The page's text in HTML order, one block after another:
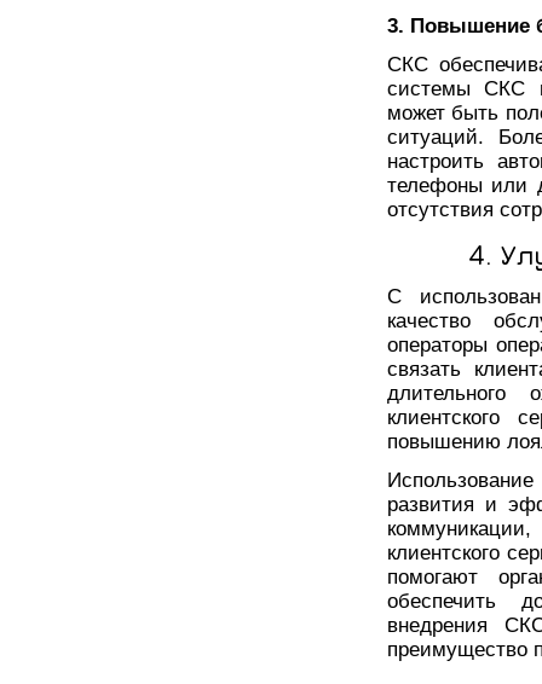
3. Повышение
СКС
системы СКС
может быть
ситуаций.
настроить
телефоны или
отсутствия
4.
С
качество
операторы
связать
длительного
клиентского
повышению
развития и
клиентского
помогают
обеспечить
внедрения
преимущество